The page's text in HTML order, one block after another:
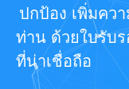
ปกป้อง เพิ่มคว
ท่าน ด้วยใบรับ
ที่น่าเชื่อถือ